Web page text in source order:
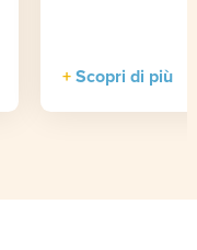
Scopri di più